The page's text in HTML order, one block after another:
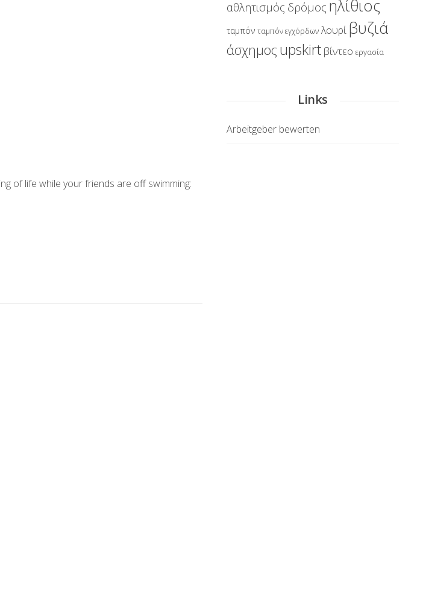
of life while your friends are off swimming:
αθλητισμός δρόμος ηλίθιος
ταμπόν ταμπόν εγχόρδων λουρί βυζιά
άσχημος upskirt βίντεο εργασία
Links
Arbeitgeber bewerten